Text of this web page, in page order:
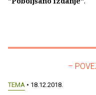
–
TEMA • 18.12.2018.